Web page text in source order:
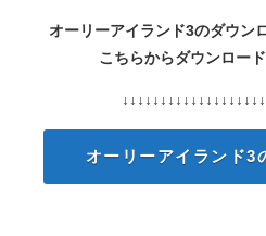
オーリーアイランド3のダウン
こちらからダウンロー
オーリーアイランド3